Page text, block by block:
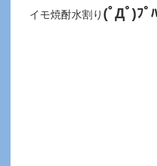
イモ焼酎水割り (ﾟДﾟ)ﾌﾟ